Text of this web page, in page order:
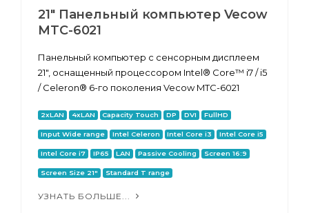
21" Панельный компьютер Vecow
MTC-6021
Панельный компьютер с сенсорным дисплеем
21", оснащенный процессором Intel® Core™ i7 / i5
/ Celeron® 6-го поколения Vecow MTC-6021
2xLAN 4xLAN Capacity Touch DP DVI FullHD
Input Wide range Intel Celeron Intel Core i3 Intel Core i5
Intel Core i7 IP65 LAN Passive Cooling Screen 16:9
Screen Size 21" Standard T range
УЗНАТЬ БОЛЬШЕ...